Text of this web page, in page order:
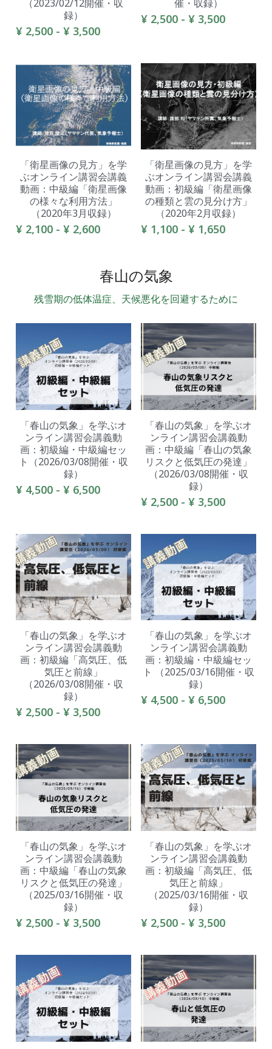
（2023/02/12開催・収
録）
¥ 2,500 - ¥ 3,500
催・収録）
¥ 2,500 - ¥ 3,500
「衛星画像の見方」を学
ぶオンライン講習会講義
動画：中級編「衛星画像
の様々な利用方法」
（2020年3月収録）
¥ 2,100 - ¥ 2,600
「衛星画像の見方」を学
ぶオンライン講習会講義
動画：初級編「衛星画像
の種類と雲の見分け方」
（2020年2月収録）
¥ 1,100 - ¥ 1,650
春山の気象
残雪期の低体温症、天候悪化を回避するために
「春山の気象」を学ぶオ
ンライン講習会講義動
画：初級編・中級編セッ
ト（2026/03/08開催・収
録）
¥ 4,500 - ¥ 6,500
「春山の気象」を学ぶオ
ンライン講習会講義動
画：中級編「春山の気象
リスクと低気圧の発達」
（2026/03/08開催・収
録）
¥ 2,500 - ¥ 3,500
「春山の気象」を学ぶオ
ンライン講習会講義動
画：初級編「高気圧、低
気圧と前線」
（2026/03/08開催・収
録）
¥ 2,500 - ¥ 3,500
「春山の気象」を学ぶオ
ンライン講習会講義動
画：初級編・中級編セッ
ト （2025/03/16開催・収
録）
¥ 4,500 - ¥ 6,500
「春山の気象」を学ぶオ
ンライン講習会講義動
画：中級編「春山の気象
リスクと低気圧の発達」
（2025/03/16開催・収
録）
¥ 2,500 - ¥ 3,500
「春山の気象」を学ぶオ
ンライン講習会講義動
画：初級編「高気圧、低
気圧と前線」
（2025/03/16開催・収
録）
¥ 2,500 - ¥ 3,500